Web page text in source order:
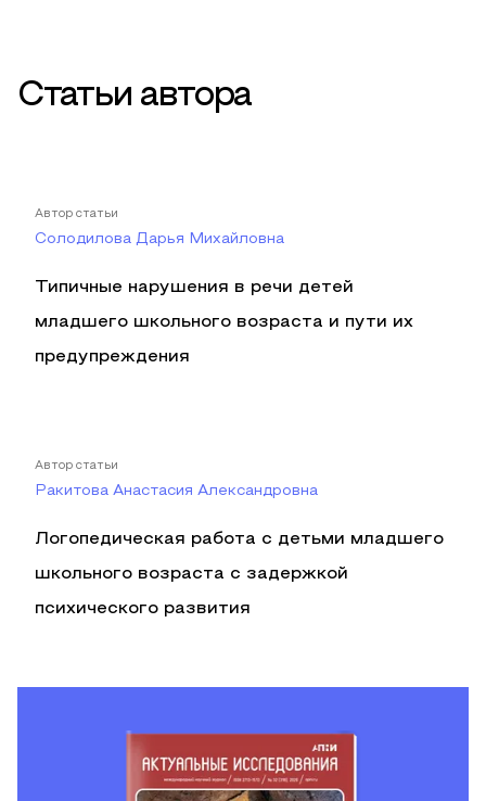
Статьи автора
Автор статьи
Солодилова Дарья Михайловна
Типичные нарушения в речи детей
младшего школьного возраста и пути их
предупреждения
Автор статьи
Ракитова Анастасия Александровна
Логопедическая работа с детьми младшего
школьного возраста с задержкой
психического развития